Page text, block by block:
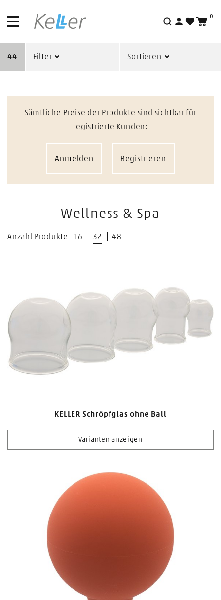
Suche
0
44 Filter Sortieren
Sämtliche Preise der Produkte sind sichtbar für
registrierte Kunden:
Anmelden Registrieren
Wellness & Spa
Anzahl Produkte 16 32 48
KELLER Schröpfglas ohne Ball
Varianten anzeigen